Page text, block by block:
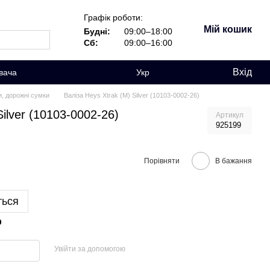
Графік роботи:
Будні:
09:00–18:00
Сб:
09:00–16:00
Мій кошик
Укр Вхід
дорожні сумки Валіза Heys Xtrak (M) Silver (10103-0002-26)
(10103-0002-26) Артикул
925199
Порівняти В бажання
Увійти за допомогою